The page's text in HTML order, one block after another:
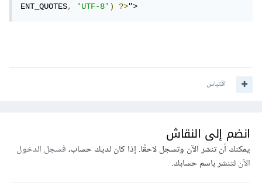
ENT_QUOTES, 'UTF-8') ?>">
اقتباس
انضم إلى النقاش
يمكنك أن تنشر الآن وتسجل لاحقًا. إذا كان لديك حساب،فسجل الدخول
الآنلتنشر باسم حسابك.